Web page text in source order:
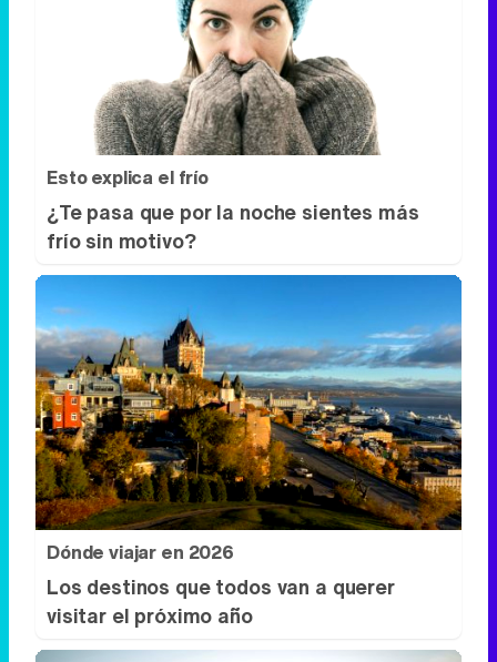
Esto explica el frío
¿Te pasa que por la noche sientes más
frío sin motivo?
Dónde viajar en 2026
Los destinos que todos van a querer
visitar el próximo año